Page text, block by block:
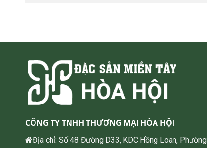
CÔNG TY TNHH THƯƠNG MẠI HÒA HỘI
Địa chỉ: Số 48 Đường D33, KDC Hồng Loan, Phường